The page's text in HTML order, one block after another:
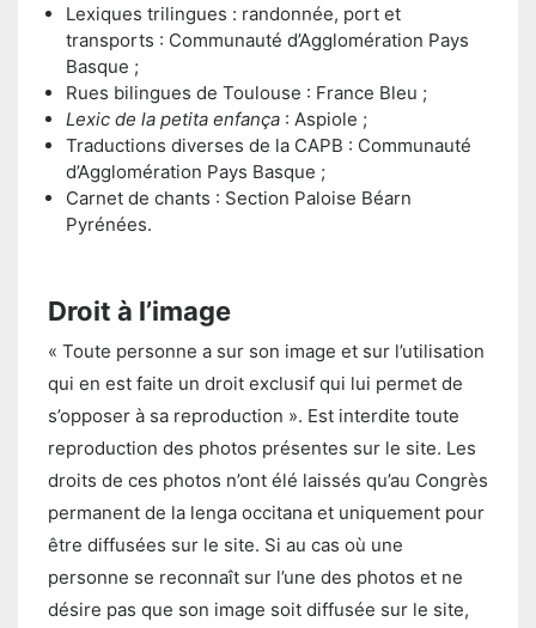
Lexiques trilingues : randonnée, port et
transports : Communauté d’Agglomération Pays
Basque ;
Rues bilingues de Toulouse : France Bleu ;
Lexic de la petita enfança : Aspiole ;
Traductions diverses de la CAPB : Communauté
d’Agglomération Pays Basque ;
Carnet de chants : Section Paloise Béarn
Pyrénées.
Droit à l’image
« Toute personne a sur son image et sur l’utilisation
qui en est faite un droit exclusif qui lui permet de
s’opposer à sa reproduction ». Est interdite toute
reproduction des photos présentes sur le site. Les
droits de ces photos n’ont élé laissés qu’au Congrès
permanent de la lenga occitana et uniquement pour
être diffusées sur le site. Si au cas où une
personne se reconnaît sur l’une des photos et ne
désire pas que son image soit diffusée sur le site,